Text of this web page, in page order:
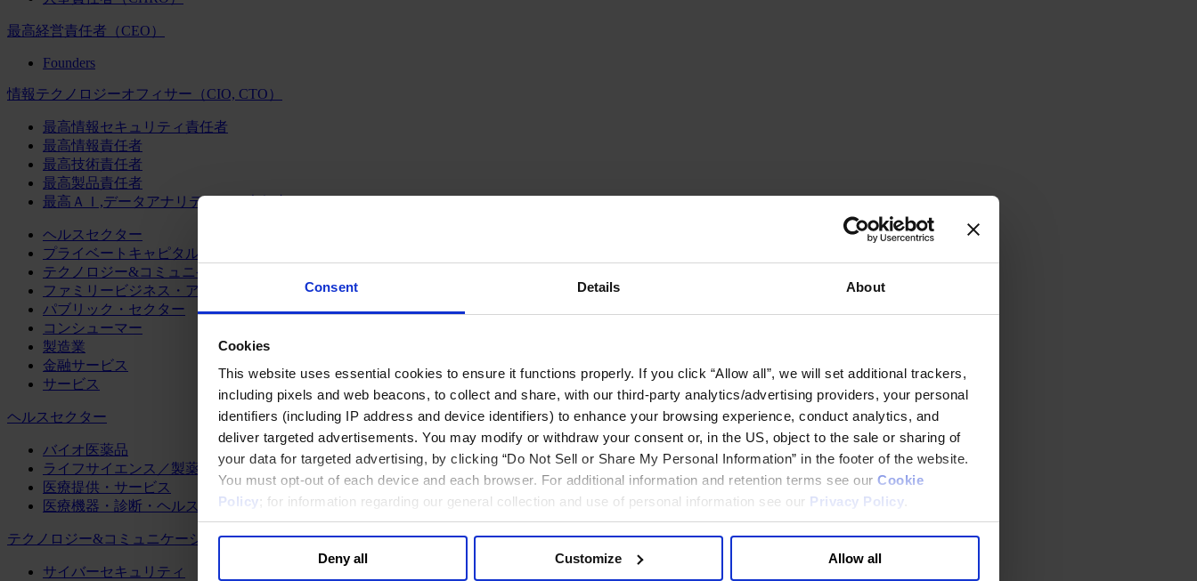
Consent Details About
Cookies
This website uses essential cookies to ensure it functions properly. If you click “Allow all”, we will set additional trackers,
including pixels and web beacons, to collect and share, with our third-party analytics/advertising providers, your personal
identifiers (including IP address and device identifiers) to enhance your browsing experience, conduct analytics, and
deliver targeted advertisements. You may modify or withdraw your consent or, in the US, object to the sale or sharing of
your data for targeted advertising, by clicking “Do Not Sell or Share My Personal Information” in the footer of the website.
You must opt-out of each device and each browser. For additional information and retention terms see our Cookie
Policy; for information regarding our general collection and use of personal information see our Privacy Policy
Deny all Customize Allow all
最高経営責任者（CEO）
Founders
情報テクノロジーオフィサー（CIO, CTO）
最高情報セキュリティ責任者
最高情報責任者
最高技術責任者
最高製品責任者
最高ＡＩ,データアナリティクス責任者
ヘルスセクター
プライベートキャピタル
テクノロジー&コミュニケーション
ファミリービジネス・アドバイザリー
パブリック・セクター
コンシューマー
製造業
金融サービス
サービス
ヘルスセクター
バイオ医薬品
ライフサイエンス／製薬
医療提供・サービス
医療機器・診断・ヘルスケアテクノロジー
テクノロジー&コミュニケーション
サイバーセキュリティ